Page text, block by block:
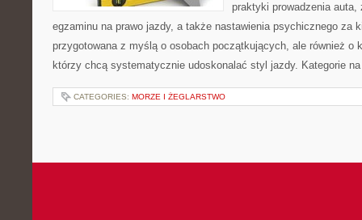
praktyki prowadzenia auta,
egzaminu na prawo jazdy, a także nastawienia psychicznego za
przygotowana z myślą o osobach początkujących, ale również o
którzy chcą systematycznie udoskonalać styl jazdy. Kategorie
CATEGORIES: MORZE I ŻEGLARSTWO